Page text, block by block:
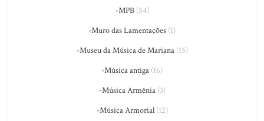
-MPB(54)
-Muro das Lamentações (1)
-Museu da Música de Mariana(15)
-Música antiga (16)
-Música Armênia(3)
-Música Armorial(12)